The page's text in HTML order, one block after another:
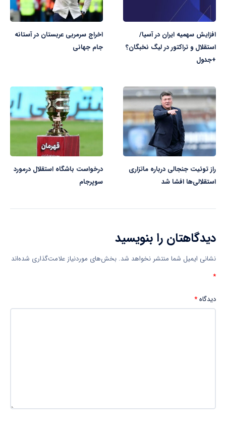
افزایش سهمیه ایران در آسیا/
استقلال و تراکتور در لیگ نخبگان؟
+جدول
اخراج سرمربی عربستان در آستانه
جام جهانی
راز توئیت جنجالی درباره ماتزاری
استقلالی‌ها افشا شد
درخواست باشگاه استقلال درمورد
سوپرجام
دیدگاهتان را بنویسید
نشانی ایمیل شما منتشر نخواهد شد. بخش‌های موردنیاز علامت‌گذاری شده‌اند
*
دیدگاه*